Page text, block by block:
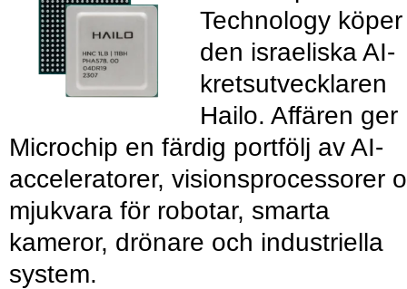
Technology köper
den israeliska AI-
kretsutvecklaren
Hailo. Affären ger
Microchip en färdig portfölj av AI-
acceleratorer, visionsprocessorer
mjukvara för robotar, smarta
kameror, drönare och industriella
system.